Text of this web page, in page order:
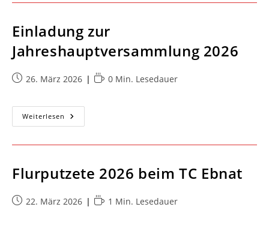
Einladung zur
Jahreshauptversammlung 2026
Beitrag26. März 2026 Lesedauer:
0 Min. Lesedauer
Weiterlesen Einladung
Zur
Flurputzete 2026 beim TC Ebnat
Beitrag22. März 2026 Lesedauer:
1 Min. Lesedauer